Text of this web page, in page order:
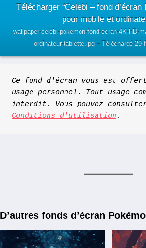
Télécharger “Celebi – fond d’écran
pour mobile et
wallpaper-celebi-pokemon-fond-ecran-4K-HD-
ordinateur-tablette.jpg – Téléchargé 29
Ce fond d'écran vous est
usage personnel. Tout usage
Conditions d'utilisation .
D’autres fonds d’écran